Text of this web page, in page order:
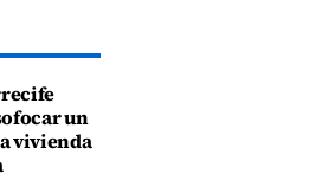
un
vivienda